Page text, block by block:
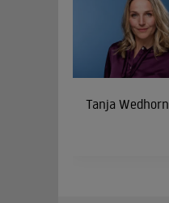
Tanja Wedhorn